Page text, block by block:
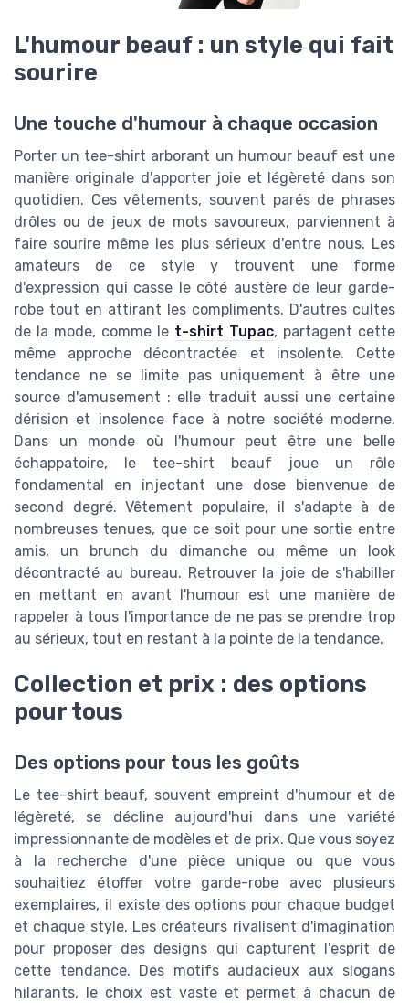
L'humour beauf : un style qui fait
sourire
Une touche d'humour à chaque occasion
Porter un tee-shirt arborant un humour beauf est une
manière originale d'apporter joie et légèreté dans son
quotidien. Ces vêtements, souvent parés de phrases
drôles ou de jeux de mots savoureux, parviennent à
faire sourire même les plus sérieux d'entre nous. Les
amateurs de ce style y trouvent une forme
d'expression qui casse le côté austère de leur garde-
robe tout en attirant les compliments. D'autres cultes
de la mode, comme le t-shirt Tupac, partagent cette
même approche décontractée et insolente. Cette
tendance ne se limite pas uniquement à être une
source d'amusement : elle traduit aussi une certaine
dérision et insolence face à notre société moderne.
Dans un monde où l'humour peut être une belle
échappatoire, le tee-shirt beauf joue un rôle
fondamental en injectant une dose bienvenue de
second degré. Vêtement populaire, il s'adapte à de
nombreuses tenues, que ce soit pour une sortie entre
amis, un brunch du dimanche ou même un look
décontracté au bureau. Retrouver la joie de s'habiller
en mettant en avant l'humour est une manière de
rappeler à tous l'importance de ne pas se prendre trop
au sérieux, tout en restant à la pointe de la tendance.
Collection et prix : des options
pour tous
Des options pour tous les goûts
Le tee-shirt beauf, souvent empreint d'humour et de
légèreté, se décline aujourd'hui dans une variété
impressionnante de modèles et de prix. Que vous soyez
à la recherche d'une pièce unique ou que vous
souhaitiez étoffer votre garde-robe avec plusieurs
exemplaires, il existe des options pour chaque budget
et chaque style. Les créateurs rivalisent d'imagination
pour proposer des designs qui capturent l'esprit de
cette tendance. Des motifs audacieux aux slogans
hilarants, le choix est vaste et permet à chacun de